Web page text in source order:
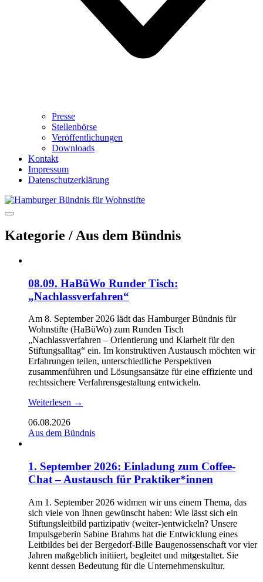
Presse
Stellenbörse
Veröffentlichungen
Downloads
Kontakt
Impressum
Datenschutzerklärung
Kategorie / Aus dem Bündnis
08.09. HaBüWo Runder Tisch:
„Nachlassverfahren“
Am 8. September 2026 lädt das Hamburger Bündnis für
Wohnstifte (HaBüWo) zum Runden Tisch
„Nachlassverfahren – Orientierung und Klarheit für den
Stiftungsalltag“ ein. Im konstruktiven Austausch möchten wir
Erfahrungen teilen, unterschiedliche Perspektiven
zusammenführen und Lösungsansätze für eine effiziente und
rechtssichere Verfahrensgestaltung entwickeln.
Weiterlesen →
06.08.2026
Aus dem Bündnis
1. September 2026: Einladung zum Coffee-
Chat – Austausch für Praktiker*innen
Am 1. September 2026 widmen wir uns einem Thema, das
sich viele von Ihnen gewünscht haben: Wie lässt sich ein
Stiftungsleitbild partizipativ (weiter-)entwickeln? Unsere
Impulsgeberin Sabine Brahms hat die Entwicklung eines
Leitbildes bei der Bergedorf-Bille Baugenossenschaft vor vier
Jahren maßgeblich initiiert, begleitet und mitgestaltet. Sie
kennt dessen Bedeutung für die Unternehmenskultur.